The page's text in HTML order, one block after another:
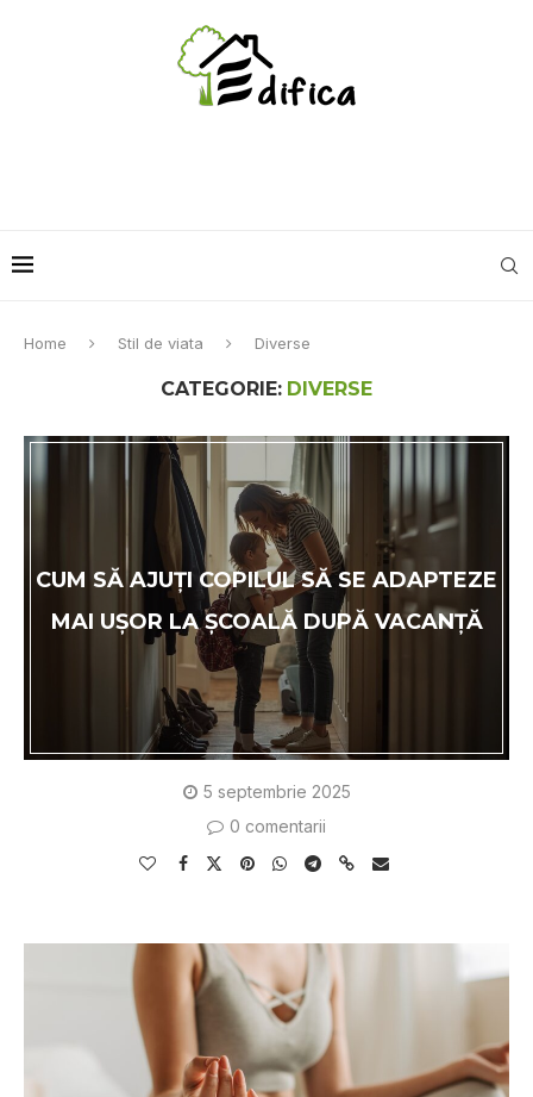
Home Stil de viata Diverse
CATEGORIE: DIVERSE
CUM SĂ AJUȚI COPILUL SĂ SE ADAPTEZE
MAI UȘOR LA ȘCOALĂ DUPĂ VACANȚĂ
5 septembrie 2025
0 comentarii